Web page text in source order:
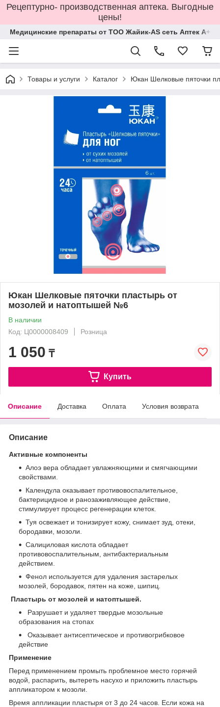
Рецептурно- производственная аптека. Выгодные
цены!
Медицинские препараты от ТОО Жайик-AS сеть Аптек А+
Товары и услуги Каталог Юкан Шелковые пяточки
Юкан Шелковые пяточки пластырь от
мозолей и натоптышей №6
В наличии
Код: Ц0000008409
Розница
1 050 ₸
Купить
Описание Доставка Оплата Условия возврата
Описание
Активные компоненты
Алоэ вера обладает увлажняющими и смягчающими
свойствами.
Календула оказывает противовоспалительное,
бактерицидное и ранозаживляющее действие,
стимулирует процесс регенерации клеток.
Туя освежает и тонизирует кожу, снимает зуд, отеки,
бородавки, мозоли.
Салициловая кислота обладает
противовоспалительным, антибактериальным
действием.
Фенол используется для удаления застарелых
мозолей, бородавок, пятен на коже, шипиц.
Пластырь от мозолей и натоптышей.
Разрушает и удаляет твердые мозольные
образования на стопах
Оказывает антисептическое и противогрибковое
действие
Применение
Перед применением промыть проблемное место горячей
водой, распарить, вытереть насухо и приложить пластырь
аппликатором к мозоли.
Время аппликации пластыря от 3 до 24 часов. Если кожа на